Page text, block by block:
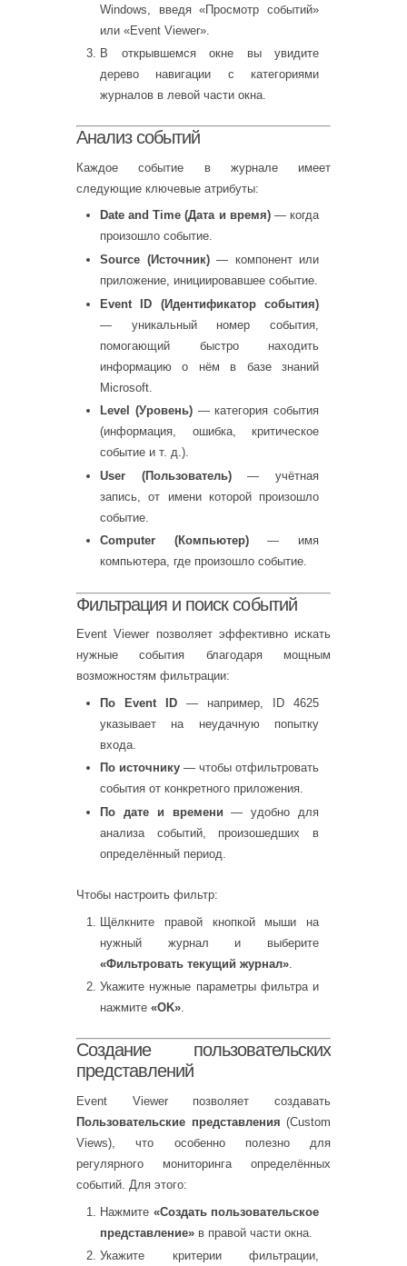
Windows, введя «Просмотр событий»
или «Event Viewer».
В открывшемся окне вы увидите
дерево навигации с категориями
журналов в левой части окна.
Анализ событий
Каждое событие в журнале имеет
следующие ключевые атрибуты:
Date and Time (Дата и время)— когда
произошло событие.
Source (Источник)— компонент или
приложение, инициировавшее событие.
Event ID (Идентификатор события)
— уникальный номер события,
помогающий быстро находить
информацию о нём в базе знаний
Microsoft.
Level (Уровень)— категория события
(информация, ошибка, критическое
событие и т. д.).
User (Пользователь)— учётная
запись, от имени которой произошло
событие.
Computer (Компьютер)— имя
компьютера, где произошло событие.
Фильтрация и поиск событий
Event Viewer позволяет эффективно искать
нужные события благодаря мощным
возможностям фильтрации:
По Event ID — например, ID 4625
указывает на неудачную попытку
входа.
По источнику — чтобы отфильтровать
события от конкретного приложения.
По дате и времени — удобно для
анализа событий, произошедших в
определённый период.
Чтобы настроить фильтр:
Щёлкните правой кнопкой мыши на
нужный журнал и выберите
«Фильтровать текущий журнал»
Укажите нужные параметры фильтра и
нажмите «OK».
Создание пользовательских
представлений
Event Viewer позволяет создавать
Пользовательские представления (Custom
Views), что особенно полезно для
регулярного мониторинга определённых
событий. Для этого:
Нажмите «Создать пользовательское
представление» в правой части окна.
Укажите критерии фильтрации,